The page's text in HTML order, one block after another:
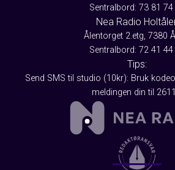
Sentralbord: 73 81 74
Nea Radio
Ålentorget 2.etg, 7380
Sentralbord: 72 41 44
Tips:
Send SMS til studio (10kr): Bruk
meldingen din til